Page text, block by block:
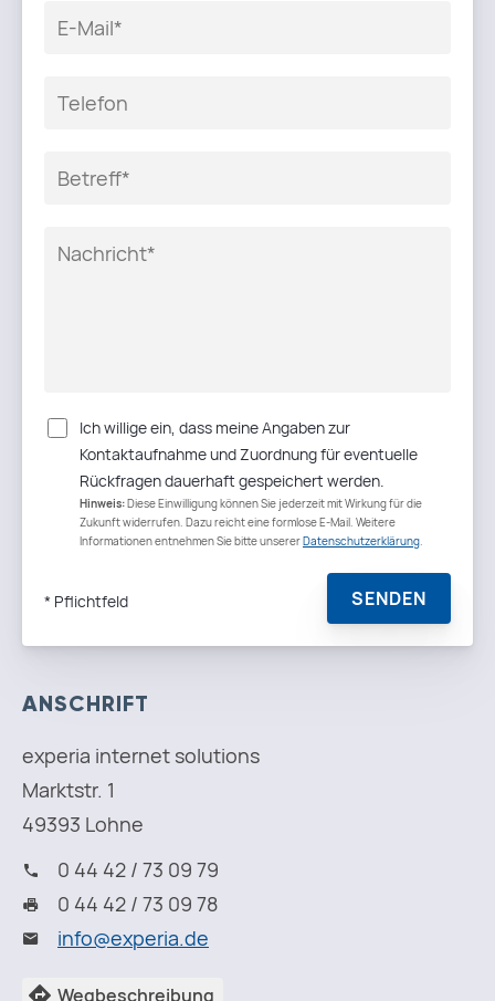
ANSCHRIFT
experia internet solutions
Marktstr. 1
49393 Lohne
0 44 42 / 73 09 79
0 44 42 / 73 09 78
info@experia.de
Wegbeschreibung